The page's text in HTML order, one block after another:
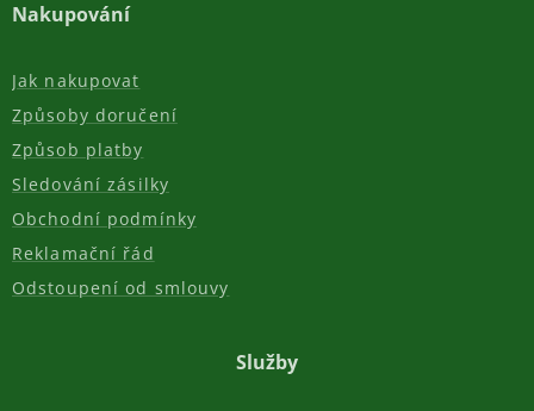
Nakupování
Jak nakupovat
Způsoby doručení
Způsob platby
Sledování zásilky
Obchodní podmínky
Reklamační řád
Odstoupení od smlouvy
Služby